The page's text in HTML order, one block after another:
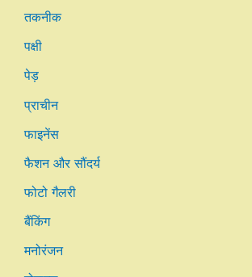
तकनीक
पक्षी
पेड़
प्राचीन
फाइनेंस
फैशन और सौंदर्य
फोटो गैलरी
बैंकिंग
मनोरंजन